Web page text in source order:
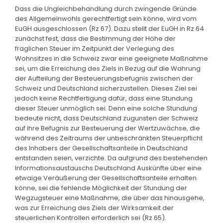
Dass die Ungleichbehandlung durch zwingende Gründe
des Allgemeinwohls gerechtfertigt sein könne, wird vom
EuGH ausgeschlossen (Rz 67). Dazu stellt der EuGH in Rz 64
zunächst fest, dass die Bestimmung der Höhe der
fraglichen Steuer im Zeitpunkt der Verlegung des
Wohnsitzes in die Schweiz zwar eine geeignete Maßnahme
sei, um die Erreichung des Ziels in Bezug auf die Wahrung
der Aufteilung der Besteuerungsbefugnis zwischen der
Schweiz und Deutschland sicherzustellen. Dieses Ziel sei
jedoch keine Rechtfertigung dafür, dass eine Stundung
dieser Steuer unmöglich sei. Denn eine solche Stundung
bedeute nicht, dass Deutschland zugunsten der Schweiz
auf ihre Befugnis zur Besteuerung der Wertzuwächse, die
während des Zeitraums der unbeschränkten Steuerpflicht
des Inhabers der Gesellschaftsanteile in Deutschland
entstanden seien, verzichte. Da aufgrund des bestehenden
Informationsaustauschs Deutschland Auskünfte über eine
etwaige Veräußerung der Gesellschaftsanteile erhalten
könne, sei die fehlende Möglichkeit der Stundung der
Wegzugsteuer eine Maßnahme, die über das hinausgehe,
was zur Erreichung des Ziels der Wirksamkeit der
steuerlichen Kontrollen erforderlich sei (Rz 65).